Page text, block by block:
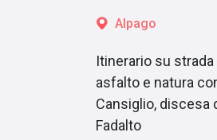
Alpago
Itinerario su
asfalto e natura
Cansiglio, discesa
Fadalto